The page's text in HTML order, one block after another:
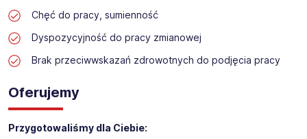
Chęć do pracy, sumienność
Dyspozycyjność do pracy zmianowej
Brak przeciwwskazań zdrowotnych do podjęcia pracy
Oferujemy
Przygotowaliśmy dla Ciebie: